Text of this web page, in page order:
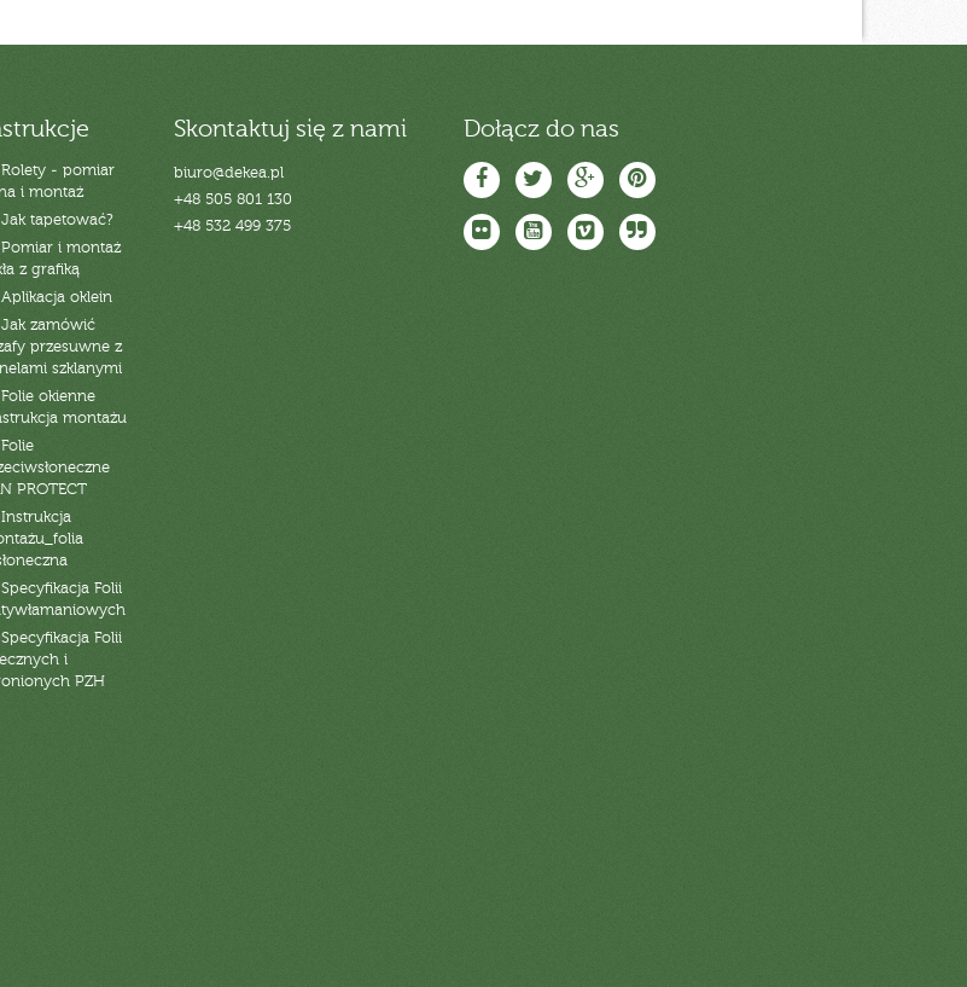
- pomiar
i montaż
tapetować?
i montaż
z grafiką
oklein
zamówić
przesuwne z
szklanymi
okienne
montażu
PROTECT
Folii
Folii
i
PZH
Skontaktuj się z nami
biuro@dekea.pl
+48 505 801 130
+48 532 499 375
Dołącz do nas